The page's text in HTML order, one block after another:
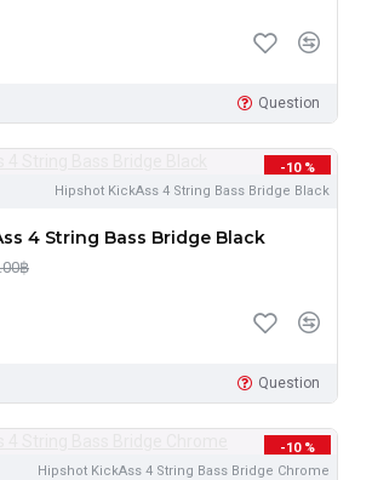
Question
-10 %
Hipshot KickAss 4 String Bass Bridge Black
4 String Bass Bridge Black
฿
Question
-10 %
Hipshot KickAss 4 String Bass Bridge Chrome